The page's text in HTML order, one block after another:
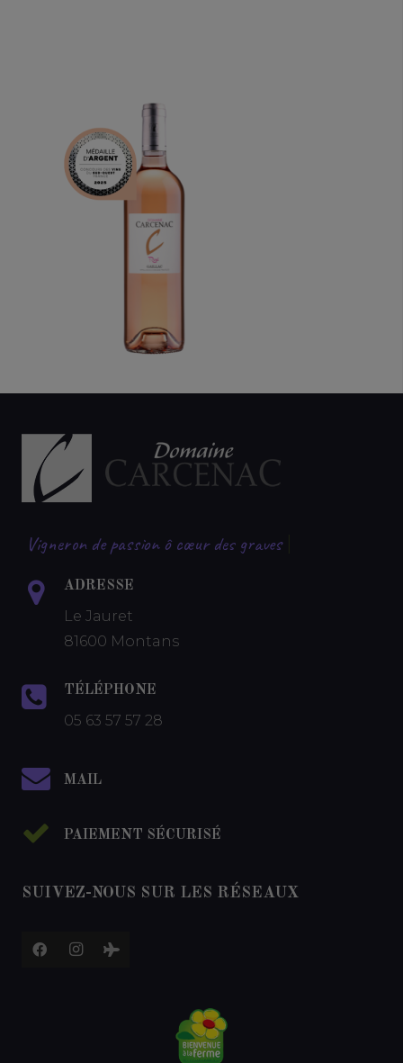
Vigneron de passion ô cœur des graves
ADRESSE
Le Jauret
81600 Montans
TÉLÉPHONE
05 63 57 57 28
MAIL
PAIEMENT SÉCURISÉ
SUIVEZ-NOUS SUR LES RÉSEAUX